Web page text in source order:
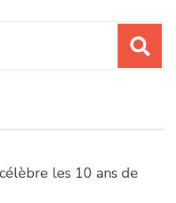
les 10 ans de